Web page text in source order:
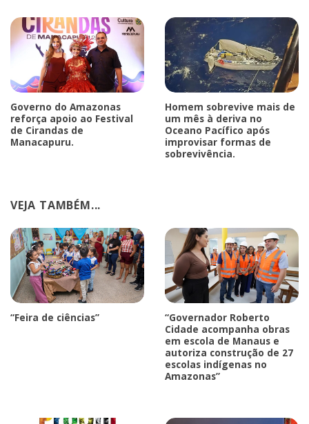
Governo do Amazonas
reforça apoio ao Festival
de Cirandas de
Manacapuru.
Homem sobrevive mais de
um mês à deriva no
Oceano Pacífico após
improvisar formas de
sobrevivência.
VEJA TAMBÉM...
“Feira de ciências”
“Governador Roberto
Cidade acompanha obras
em escola de Manaus e
autoriza construção de 27
escolas indígenas no
Amazonas”